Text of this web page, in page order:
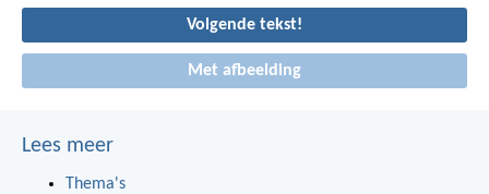
Volgende tekst!
Met afbeelding
Lees meer
Thema's